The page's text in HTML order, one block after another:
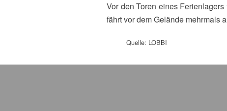
Vor den Toren eines Ferienlagers für Kinder und Jugendliche fährt ein vollbesetzter PKW mit jungen Skinheads vor. Der Wagen
fährt vor dem Gelände mehrmals
Quelle: LOBBI